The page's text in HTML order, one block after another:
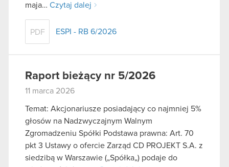
maja… Czytaj dalej
PDF ESPI - RB 6/2026
Raport bieżący nr 5/2026
11 marca 2026
Temat: Akcjonariusze posiadający co najmniej 5%
głosów na Nadzwyczajnym Walnym
Zgromadzeniu Spółki Podstawa prawna: Art. 70
pkt 3 Ustawy o ofercie Zarząd CD PROJEKT S.A. z
siedzibą w Warszawie („Spółka„) podaje do